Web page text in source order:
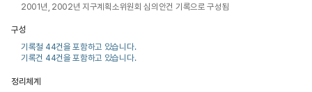
2001년, 2002년 지구계획소위원회 심의안건 기록으로 구성됨
구성
기록철 44건을 포함하고 있습니다.
기록건 44건을 포함하고 있습니다.
정리체계